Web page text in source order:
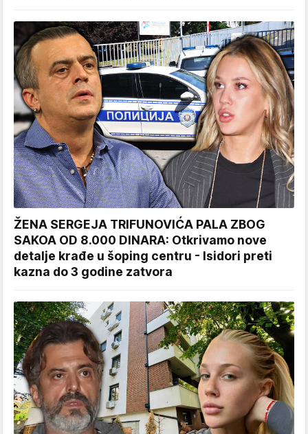
ŽENA SERGEJA TRIFUNOVIĆA PALA ZBOG
SAKOA OD 8.000 DINARA: Otkrivamo nove
detalje krađe u šoping centru - Isidori preti
kazna do 3 godine zatvora